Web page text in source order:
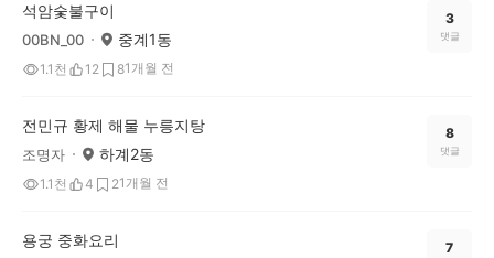
석암숯불구이
00BN_00 중계1동
1.1천 12 81개월 전
3
댓글
전민규 황제 해물 누릉지탕
조명자 하계2동
1.1천 4 21개월 전
8
댓글
용궁 중화요리 7